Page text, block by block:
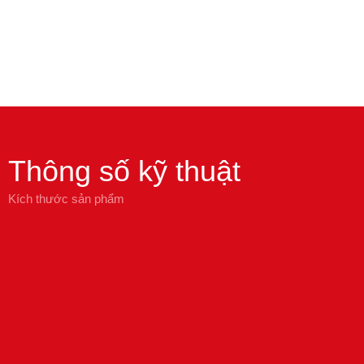
Thông số kỹ thuật
Kích thước sản phẩm